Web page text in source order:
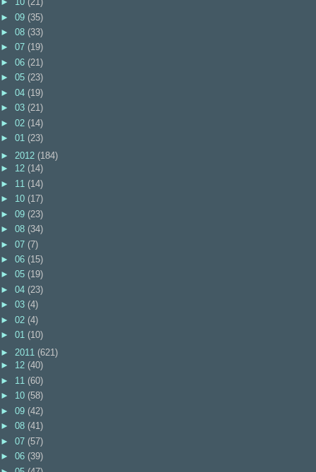
► 09 (35)
► 08 (33)
► 07 (19)
► 06 (21)
► 05 (23)
► 04 (19)
► 03 (21)
► 02 (14)
► 01 (23)
► 2012 (184)
► 12 (14)
► 11 (14)
► 10 (17)
► 09 (23)
► 08 (34)
► 07 (7)
► 06 (15)
► 05 (19)
► 04 (23)
► 03 (4)
► 02 (4)
► 01 (10)
► 2011 (621)
► 12 (40)
► 11 (60)
► 10 (58)
► 09 (42)
► 08 (41)
► 07 (57)
► 06 (39)